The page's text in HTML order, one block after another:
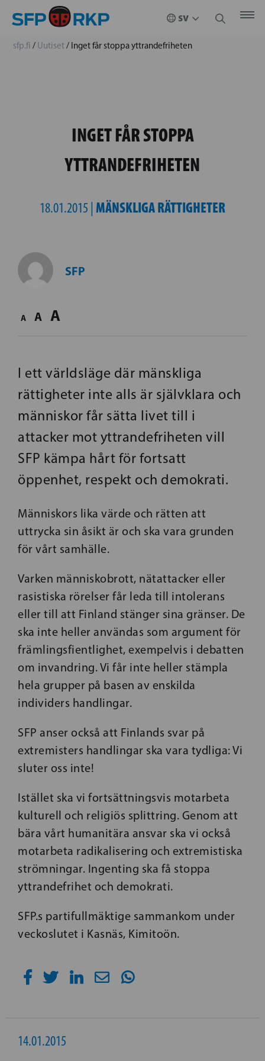
sfp.fi / Uutiset/ Inget får stoppa yttrandefriheten
INGET FÅR STOPPA
YTTRANDEFRIHETEN
18.01.2015 | MÄNSKLIGA RÄTTIGHETER
SFP
A A A
I ett världsläge där mänskliga
rättigheter inte alls är självklara och
människor får sätta livet till i
attacker mot yttrandefriheten vill
SFP kämpa hårt för fortsatt
öppenhet, respekt och demokrati.
Människors lika värde och rätten att
uttrycka sin åsikt är och ska vara grunden
för vårt samhälle.
Varken människobrott, nätattacker eller
rasistiska rörelser får leda till intolerans
eller till att Finland stänger sina gränser. De
ska inte heller användas som argument för
främlingsfientlighet, exempelvis i debatten
om invandring. Vi får inte heller stämpla
hela grupper på basen av enskilda
individers handlingar.
SFP anser också att Finlands svar på
extremisters handlingar ska vara tydliga: Vi
sluter oss inte!
Istället ska vi fortsättningsvis motarbeta
kulturell och religiös splittring. Genom att
bära vårt humanitära ansvar ska vi också
motarbeta radikalisering och extremistiska
strömningar. Ingenting ska få stoppa
yttrandefrihet och demokrati.
SFP.s partifullmäktige sammankom under
veckoslutet i Kasnäs, Kimitoön.
14.01.2015